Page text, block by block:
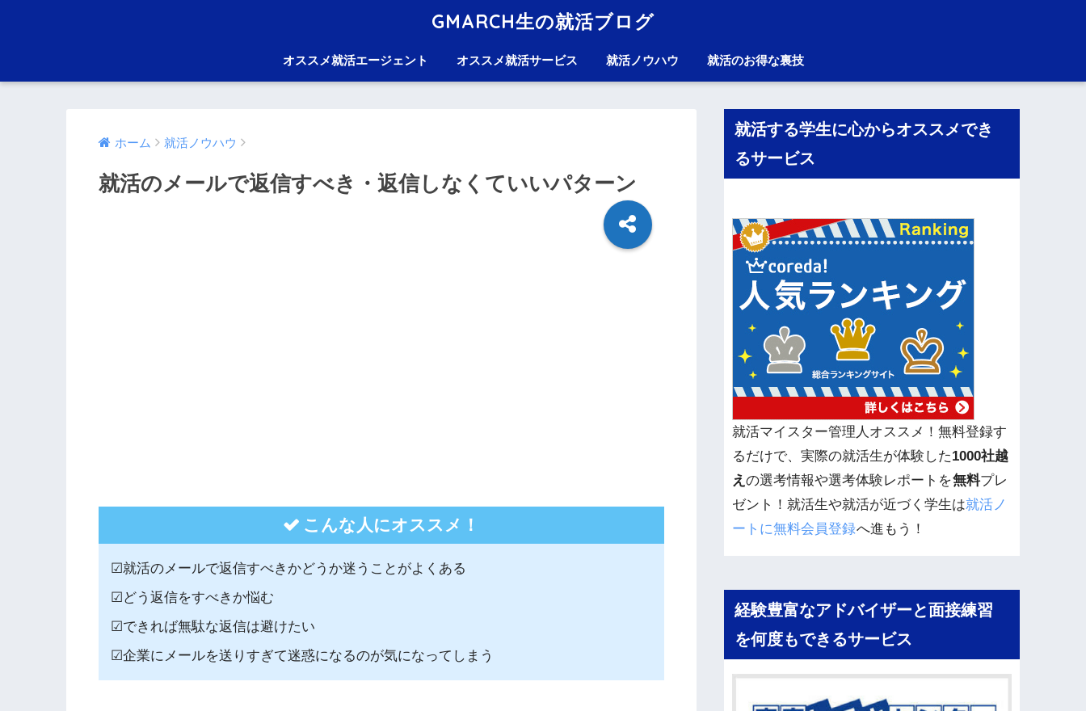
GMARCH生の就活ブログ
オススメ就活エージェント オススメ就活サービス 就活ノウハウ 就活のお得な裏技
ホーム 就活ノウハウ
就活のメールで返信すべき・返信しなくていいパターン
こんな人にオススメ！
☑就活のメールで返信すべきかどうか迷うことがよくある
☑どう返信をすべきか悩む
☑できれば無駄な返信は避けたい
☑企業にメールを送りすぎて迷惑になるのが気になってしまう
就活する学生に心からオススメでき
るサービス
就活マイスター管理人オススメ！無料登録す
るだけで、実際の就活生が体験した1000社越
えの選考情報や選考体験レポートを無料プレ
ゼント！就活生や就活が近づく学生は就活ノ
ートに無料会員登録へ進もう！
経験豊富なアドバイザーと面接練習
を何度もできるサービス